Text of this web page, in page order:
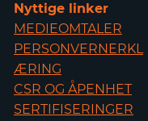
Nyttige linker
MEDIEOMTALER
PERSONVERNERKL
ÆRING
CSR OG ÅPENHET
SERTIFISERINGER